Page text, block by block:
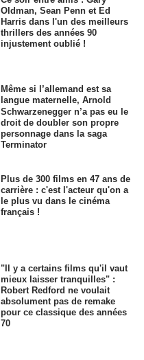
Oldman, Sean Penn et Ed
Harris dans l'un des meilleurs
thrillers des années 90
injustement oublié !
Même si l’allemand est sa
langue maternelle, Arnold
Schwarzenegger n’a pas eu le
droit de doubler son propre
personnage dans la saga
Terminator
Plus de 300 films en 47 ans de
carrière : c'est l'acteur qu'on a
le plus vu dans le cinéma
français !
"Il y a certains films qu'il vaut
mieux laisser tranquilles" :
Robert Redford ne voulait
absolument pas de remake
pour ce classique des années
70